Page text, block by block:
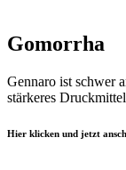
Gomorrha
Gennaro ist schwer
stärkeres
Hier klicken und jetzt